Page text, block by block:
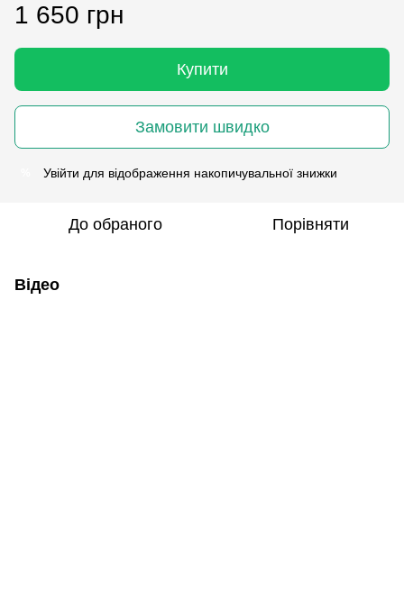
1 650 грн
Купити
Замовити швидко
Увійти для відображення накопичувальної знижки
До обраного Порівняти
Відео